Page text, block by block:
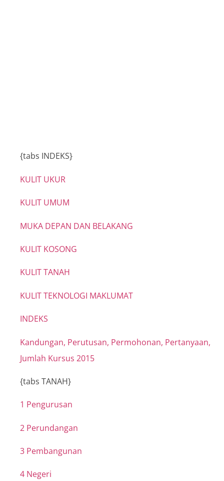
{tabs INDEKS}
KULIT UKUR
KULIT UMUM
MUKA DEPAN DAN BELAKANG
KULIT KOSONG
KULIT TANAH
KULIT TEKNOLOGI MAKLUMAT
INDEKS
Kandungan, Perutusan, Permohonan, Pertanyaan,
Jumlah Kursus 2015
{tabs TANAH}
1 Pengurusan
2 Perundangan
3 Pembangunan
4 Negeri